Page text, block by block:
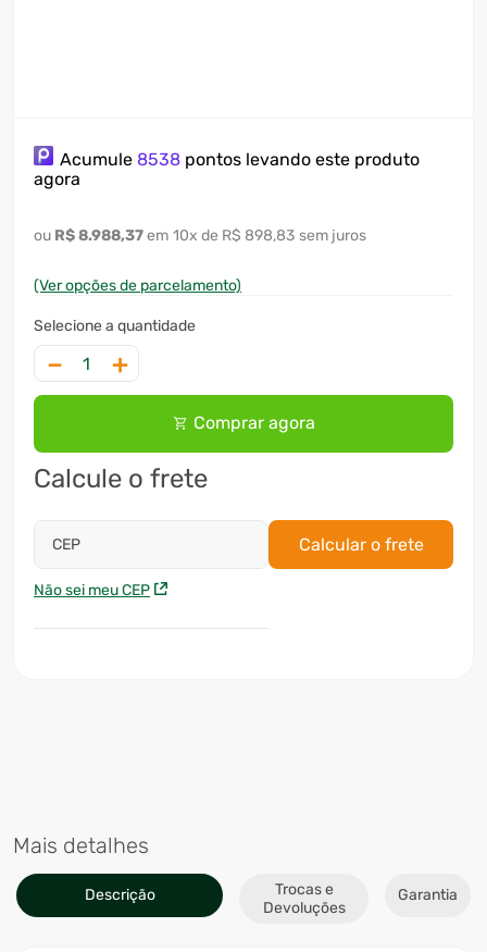
Acumule 8538 pontos levando este produto
agora
R$8.988,37 10x R$ 898,83 sem juros
(Ver opções de parcelamento)
＋
－
Comprar agora
Calcule o frete
CEP
Não sei meu CEP
Calcular o frete
Mais detalhes
Descrição
Trocas e
Devoluções
Garantia